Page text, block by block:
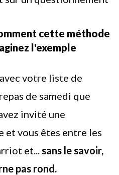
cette méthode
l'exemple
votre liste de
de samedi que
invité une
et vous êtes entre les
et... sans le savoir,
pas rond.